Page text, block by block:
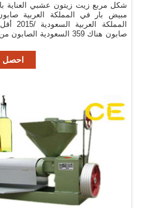
شكل مربع زيت زيتون عشبي العناية
مبيض بار في المملكة العربية
المملكة
صابون هناك 359 السعودية الصابون من المورِّدين في
احصل